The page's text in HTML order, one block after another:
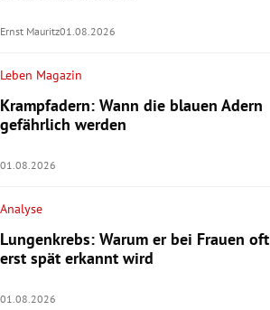
Ernst Mauritz01.08.2026
Leben Magazin
Krampfadern: Wann die blauen Adern
gefährlich werden
01.08.2026
Analyse
Lungenkrebs: Warum er bei Frauen oft
erst spät erkannt wird
01.08.2026